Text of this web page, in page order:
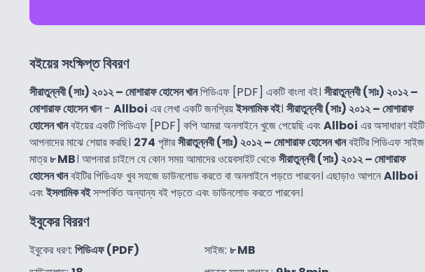
বইয়ের সংক্ষিপ্ত বিবরণ
সীরাতুন্নবী (সাঃ) ২০১২ – মোশারাফ হোসেন খানপিডিএফ [PDF] একটি বাংলা বই। সীরাতুন্নবী (সাঃ) ২০১২ –
মোশারাফ হোসেন খান- Allboi এর লেখা একটি জনপ্রিয়ইসলামিক বই। সীরাতুন্নবী (সাঃ) ২০১২ – মোশারাফ
হোসেন খানবইয়ের একটি পিডিএফ [PDF] কপি আমরা অনলাইনে খুজে পেয়েছি এবংAllboi এর অসাধারণ বইটি
আপনাদের মাঝে শেয়ার করছি। 274 পৃষ্টারসীরাতুন্নবী (সাঃ) ২০১২ – মোশারাফ হোসেন খানবইটির পিডিএফ সাইজ
মাত্র৮ MB। আপনারা চাইলে যে কোন সময় আমাদের ওয়েবসাইট থেকেসীরাতুন্নবী (সাঃ) ২০১২ – মোশারাফ
হোসেন খানবইটির পিডিএফ খুব সহজে ডাউনলোড করতে বা অনলাইনে পড়তে পারবেন। এছাড়াও আপনেAllboi
এবংইসলামিক বইসম্পর্কিত অন্যান্য বই পড়তে এবং ডাউনলোড করতে পারবেন।
ইবুকের বিররণ
ইবুকের ধরণ: পিডিএফ (PDF)
সাইজ: ৮ MB